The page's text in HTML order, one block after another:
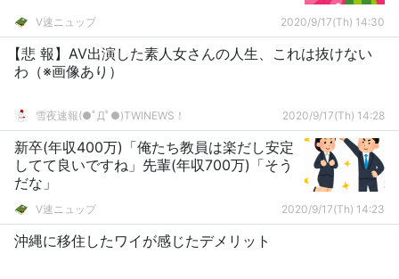
V速ニュップ 2020/9/17(Th) 14:30
【悲 報】AV出演した素人女さんの人生、これは抜けない
わ（※画像あり）
雪夜速報(●ﾟДﾟ●)TWINEWS！ 2020/9/17(Th) 14:28
新卒(年収400万)「俺たち教員は楽だし安定
してて良いですね」先輩(年収700万)「そう
だな」
V速ニュップ 2020/9/17(Th) 14:23
沖縄に移住したワイが感じたデメリット